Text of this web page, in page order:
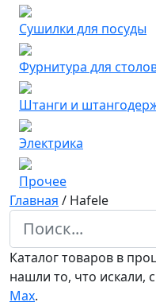
Сушилки для посуды
Фурнитура для
Штанги и
Электрика
Прочее
Главная / Hafele
Каталог товаров в
нашли то, что искали,
Мах.